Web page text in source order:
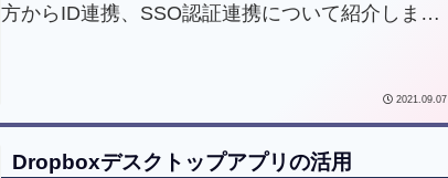
方からID連携、SSO認証連携について紹介しま
2021.09.07
Dropboxデスクトップアプリの活用